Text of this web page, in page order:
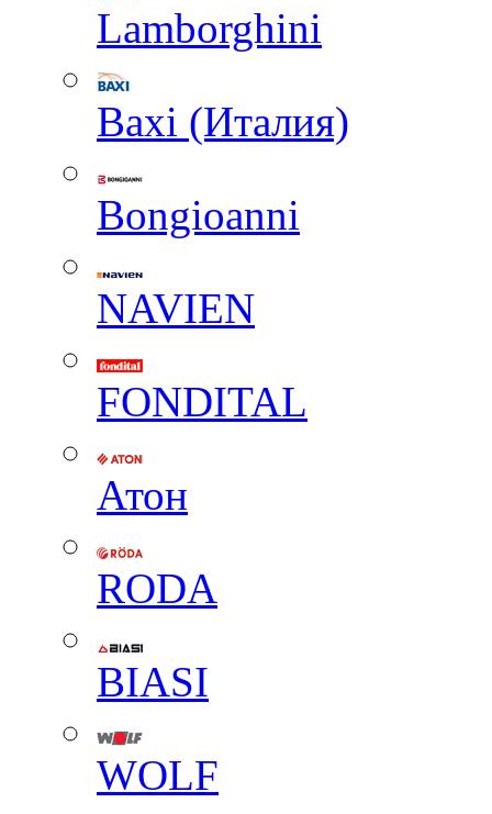
Lamborghini
Baxi (Италия)
Вongioanni
NAVIEN
FONDITAL
Атон
RODA
BIASI
WOLF